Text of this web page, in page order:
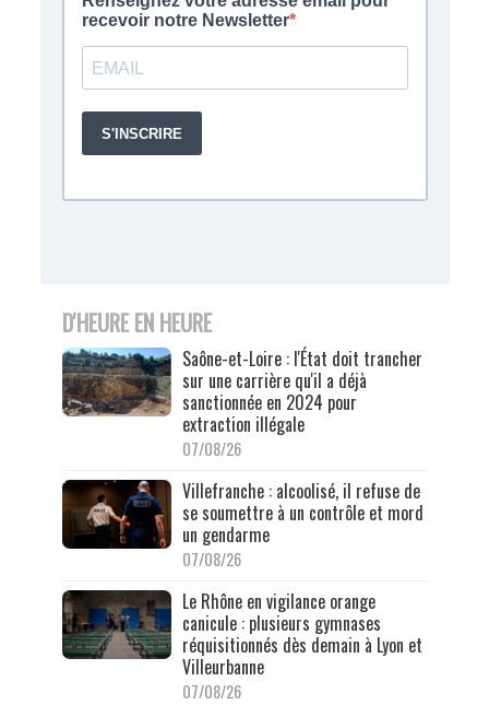
D'HEURE EN HEURE
Saône-et-Loire : l'État doit trancher
sur une carrière qu'il a déjà
sanctionnée en 2024 pour
extraction illégale
07/08/26
Villefranche : alcoolisé, il refuse de
se soumettre à un contrôle et mord
un gendarme
07/08/26
Le Rhône en vigilance orange
canicule : plusieurs gymnases
réquisitionnés dès demain à Lyon et
Villeurbanne
07/08/26